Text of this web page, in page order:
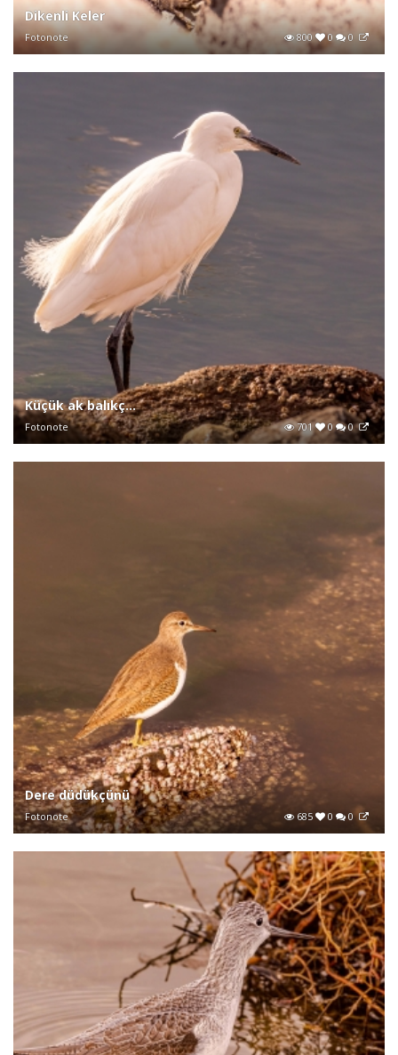
Dikenli Keler
Fotonote 800 0 0
Küçük ak balıkç...
Fotonote 701 0 0
Dere düdükçünü
Fotonote 685 0 0